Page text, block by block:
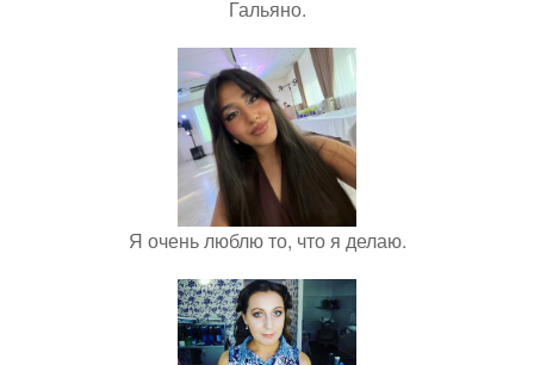
Гальяно.
Я очень люблю то, что я делаю.